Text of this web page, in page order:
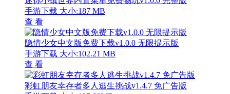
手游下载 大小:107.93MB
汤姆杰瑞迷宫追逐免费畅玩v1.4.73 无限奶酪版
手游下载 大小:108.17 MB
查看更多